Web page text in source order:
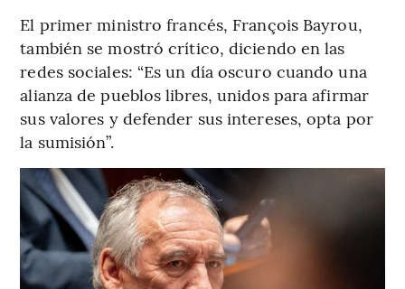
El primer ministro francés, François Bayrou,
también se mostró crítico, diciendo en las
redes sociales: “Es un día oscuro cuando una
alianza de pueblos libres, unidos para afirmar
sus valores y defender sus intereses, opta por
la sumisión”.